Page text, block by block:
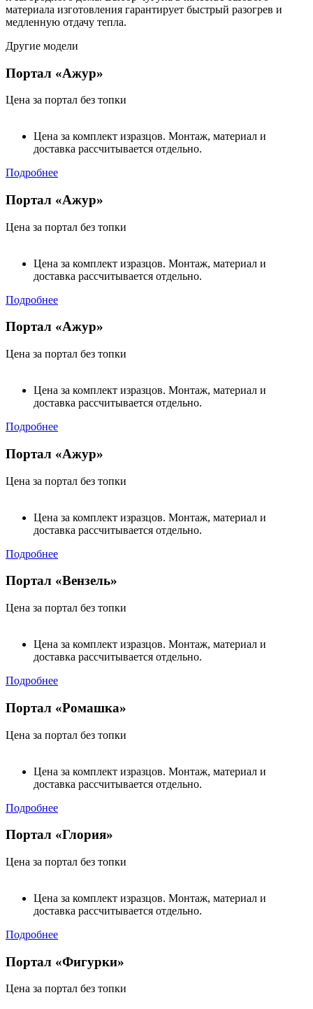
материала изготовления гарантирует быстрый разогрев и
медленную отдачу тепла.
Другие модели
Портал «Ажур»
Цена за портал без топки
Цена за комплект изразцов. Монтаж, материал и
доставка рассчитывается отдельно.
Подробнее
Портал «Ажур»
Цена за портал без топки
Цена за комплект изразцов. Монтаж, материал и
доставка рассчитывается отдельно.
Подробнее
Портал «Ажур»
Цена за портал без топки
Цена за комплект изразцов. Монтаж, материал и
доставка рассчитывается отдельно.
Подробнее
Портал «Ажур»
Цена за портал без топки
Цена за комплект изразцов. Монтаж, материал и
доставка рассчитывается отдельно.
Подробнее
Портал «Вензель»
Цена за портал без топки
Цена за комплект изразцов. Монтаж, материал и
доставка рассчитывается отдельно.
Подробнее
Портал «Ромашка»
Цена за портал без топки
Цена за комплект изразцов. Монтаж, материал и
доставка рассчитывается отдельно.
Подробнее
Портал «Глория»
Цена за портал без топки
Цена за комплект изразцов. Монтаж, материал и
доставка рассчитывается отдельно.
Подробнее
Портал «Фигурки»
Цена за портал без топки